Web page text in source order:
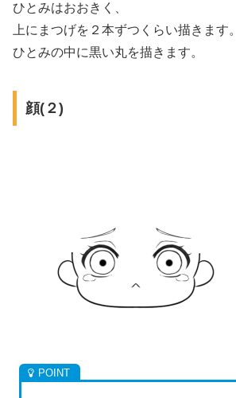
ひとみはおおきく、
上にまつげを２本ずつくらい描きます。
ひとみの中に黒い丸を描きます。
顔(２)